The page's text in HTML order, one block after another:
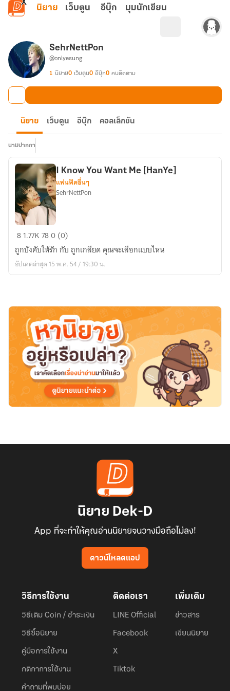
ข้ามไปยังเนื้อหาหลัก
นิยาย เว็บตูน อีบุ๊ก มุมนักเขียน
SehrNettPon
@onlyesung
1 นิยาย0 เว็บตูน0 อีบุ๊ก0 คนติดตาม
นิยาย เว็บตูน อีบุ๊ก คอลเล็กชัน
นามปากกา
Know
You
Want
I Know You Want Me [HanYe]
แฟนฟิคอื่นๆ
SehrNettPon
81.77K780 (0)
ถูกบังคับให้รัก กับ ถูกเกลียด คุณจะเลือกแบบไหน
อัปเดตล่าสุด 15 พ.ค. 54 / 19:30 น.
นิยาย Dek-D
App ที่จะทำให้คุณอ่านนิยายจนวางมือถือไม่ลง!
ดาวน์โหลดแอป
วิธีการใช้งาน
วิธีเติม Coin / ชำระเงิน
วิธีซื้อนิยาย
คู่มือการใช้งาน
กติกาการใช้งาน
คำถามที่พบบ่อย
ติดต่อเรา
LINE Official
Facebook
X
Tiktok
เพิ่มเติม
ข่าวสาร
เขียนนิยาย